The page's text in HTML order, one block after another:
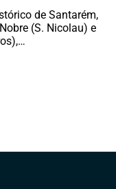
de Santarém,
(S. Nicolau) e